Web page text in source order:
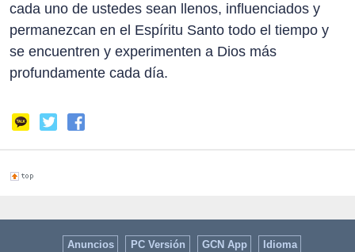
cada uno de ustedes sean llenos, influenciados y
permanezcan en el Espíritu Santo todo el tiempo y
se encuentren y experimenten a Dios más
profundamente cada día.
Anuncios PC Versión GCN App Idioma